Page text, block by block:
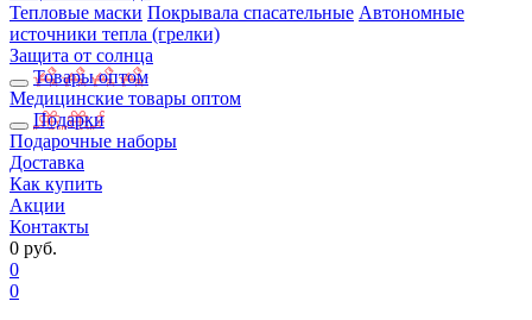
Тепловые маски Покрывала спасательные Автономные
источники тепла (грелки)
Защита от солнца
Товары оптом
Медицинские товары оптом
Подарки
Подарочные наборы
Доставка
Как купить
Акции
Контакты
0 руб.
0
0